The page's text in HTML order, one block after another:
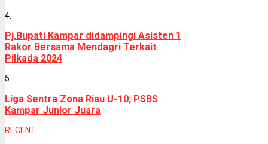
4.
Pj.Bupati Kampar didampingi Asisten 1
Rakor Bersama Mendagri Terkait
Pilkada 2024
5.
Liga Sentra Zona Riau U-10, PSBS
Kampar Junior Juara
RECENT